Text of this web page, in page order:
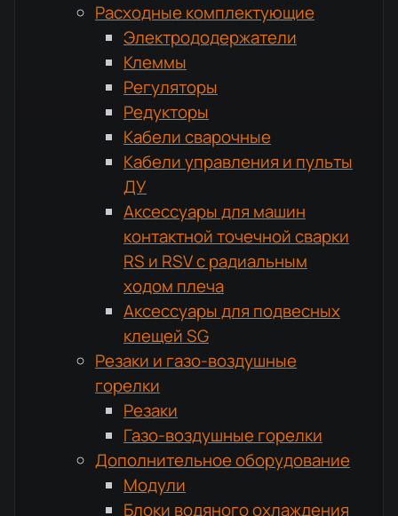
Расходные комплектующие
Электрододержатели
Клеммы
Регуляторы
Редукторы
Кабели сварочные
Кабели управления и пульты
ДУ
Аксессуары для машин
контактной точечной сварки
RS и RSV с радиальным
ходом плеча
Аксессуары для подвесных
клещей SG
Резаки и газо-воздушные
горелки
Резаки
Газо-воздушные горелки
Дополнительное оборудование
Модули
Блоки водяного охлаждения